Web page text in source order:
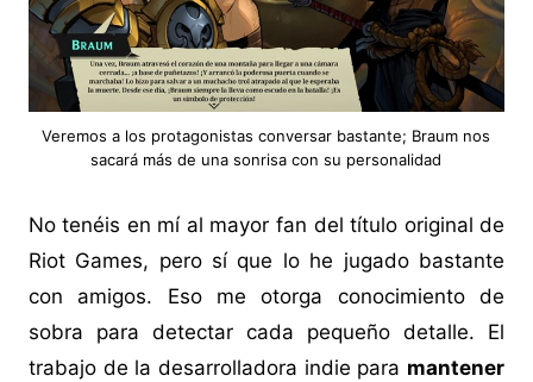
Veremos a los protagonistas conversar bastante; Braum nos
sacará más de una sonrisa con su personalidad
No tenéis en mí al mayor fan del título original de
Riot Games, pero sí que lo he jugado bastante
con amigos. Eso me otorga conocimiento de
sobra para detectar cada pequeño detalle. El
trabajo de la desarrolladora indie para mantener